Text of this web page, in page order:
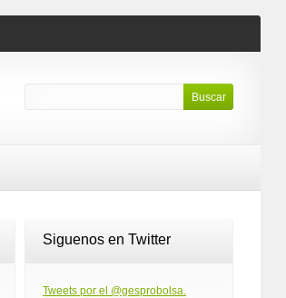
Siguenos en Twitter
Tweets por el @gesprobolsa.